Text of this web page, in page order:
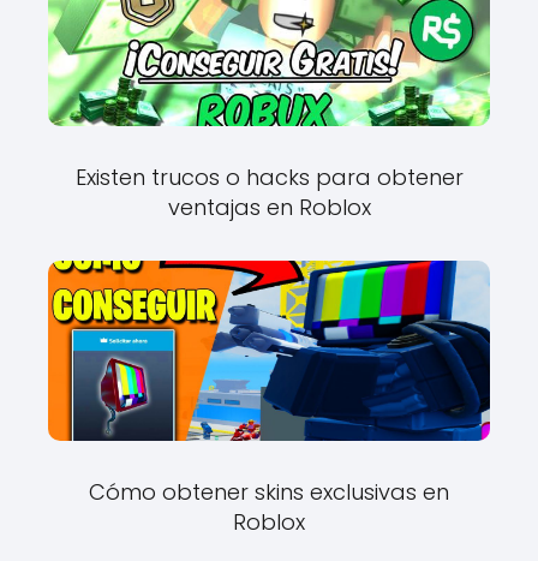
Existen trucos o hacks para obtener
ventajas en Roblox
Cómo obtener skins exclusivas en
Roblox